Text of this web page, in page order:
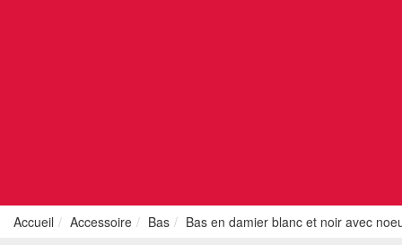
Accueil Accessoire Bas Bas en damier blanc et noir avec